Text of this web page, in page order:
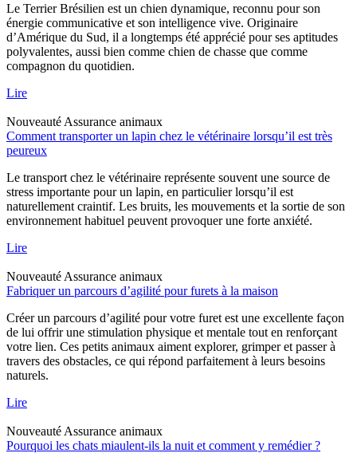
Le Terrier Brésilien est un chien dynamique, reconnu pour son
énergie communicative et son intelligence vive. Originaire
d’Amérique du Sud, il a longtemps été apprécié pour ses aptitudes
polyvalentes, aussi bien comme chien de chasse que comme
compagnon du quotidien.
Lire
Nouveauté Assurance animaux
Comment transporter un lapin chez le vétérinaire lorsqu’il est très
peureux
Le transport chez le vétérinaire représente souvent une source de
stress importante pour un lapin, en particulier lorsqu’il est
naturellement craintif. Les bruits, les mouvements et la sortie de son
environnement habituel peuvent provoquer une forte anxiété.
Lire
Nouveauté Assurance animaux
Fabriquer un parcours d’agilité pour furets à la maison
Créer un parcours d’agilité pour votre furet est une excellente façon
de lui offrir une stimulation physique et mentale tout en renforçant
votre lien. Ces petits animaux aiment explorer, grimper et passer à
travers des obstacles, ce qui répond parfaitement à leurs besoins
naturels.
Lire
Nouveauté Assurance animaux
Pourquoi les chats miaulent-ils la nuit et comment y remédier ?